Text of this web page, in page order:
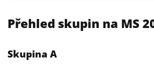
Přehled skupin na MS
Skupina A